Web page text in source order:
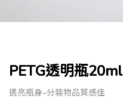
PETG透明瓶20ml
透亮瓶身–分裝物品質感佳